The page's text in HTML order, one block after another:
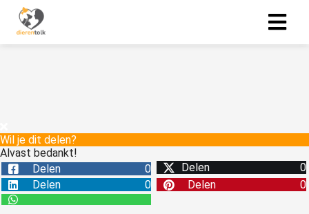
Wil je dit delen?
Alvast bedankt!
Delen
0 Delen
0
Delen
0 Delen 0